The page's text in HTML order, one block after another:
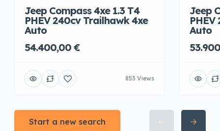
Jeep Compass 4xe 1.3 T4
PHEV 240cv Trailhawk 4xe
Auto
54.400,00 €
853 Views
Jeep
Auto
Start a new search